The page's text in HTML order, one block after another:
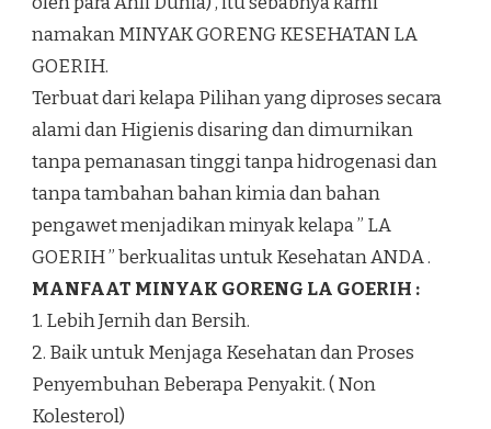
namakan MINYAK GORENG KESEHATAN LA
GOERIH.
Terbuat dari kelapa Pilihan yang diproses secara
alami dan Higienis disaring dan dimurnikan
tanpa pemanasan tinggi tanpa hidrogenasi dan
tanpa tambahan bahan kimia dan bahan
pengawet menjadikan minyak kelapa ” LA
GOERIH ” berkualitas untuk Kesehatan ANDA .
MANFAAT MINYAK GORENG LA GOERIH :
1. Lebih Jernih dan Bersih.
2. Baik untuk Menjaga Kesehatan dan Proses
Penyembuhan Beberapa Penyakit. ( Non
Kolesterol)